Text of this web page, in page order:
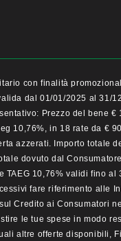
con finalità
dal 01/01/2025 al 31/
Prezzo del bene €
10,76%, in 18 rate da €
azzerati. Importo totale
dovuto dal
TAEG 10,76% validi fino al
fare riferimento alle
Credito ai Consumatori
le tue spese in modo
altre offerte disponibili,